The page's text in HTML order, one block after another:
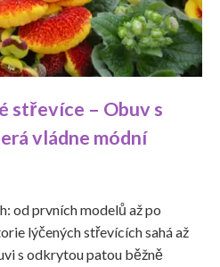
střevíce – Obuv s
vládne módní
od prvních modelů až po
lýčených střevících sahá až
s odkrytou patou běžně